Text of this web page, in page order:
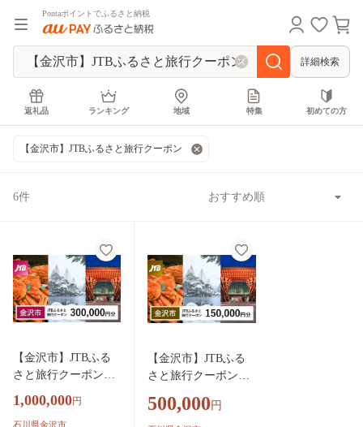
Pontaポイントでふるさと納税
詳細検索
返礼品 ランキング 地域 特集 初めての方
【金沢市】JTBふるさと旅行クーポン
6件
【金沢市】JTBふる
さと旅行クーポン（3
間3年（Eメール発
1,000,000円
石川県金沢市
【金沢市】JTBふる
さと旅行クーポン（1
間3年（Eメール発
500,000 円